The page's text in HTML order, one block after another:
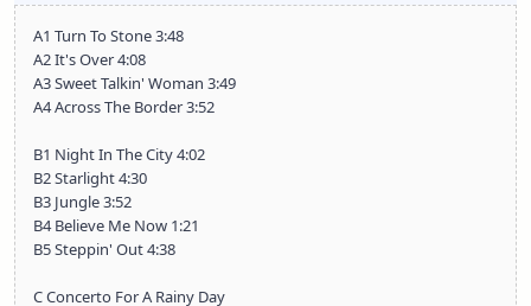
A1 Turn To Stone 3:48
A2 It's Over 4:08
A3 Sweet Talkin' Woman 3:49
A4 Across The Border 3:52
B1 Night In The City 4:02
B2 Starlight 4:30
B3 Jungle 3:52
B4 Believe Me Now 1:21
B5 Steppin' Out 4:38
C Concerto For A Rainy Day